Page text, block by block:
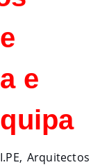
e
Arquitectos